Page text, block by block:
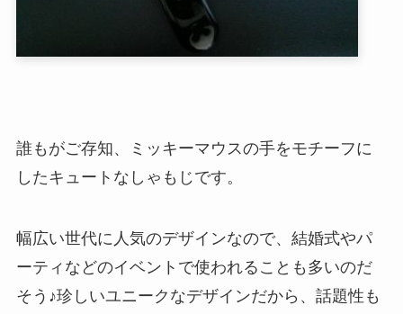
誰もがご存知、ミッキーマウスの手をモチーフに
したキュートなしゃもじです。
幅広い世代に人気のデザインなので、結婚式やパ
ーティなどのイベントで使われることも多いのだ
そう♪珍しいユニークなデザインだから、話題性も